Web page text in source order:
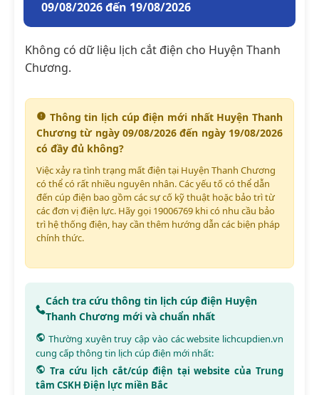
09/08/2026 đến 19/08/2026
Không có dữ liệu lịch cắt điện cho Huyện Thanh
Chương.
Thông tin lịch cúp điện mới nhất Huyện Thanh
Chương từ ngày 09/08/2026 đến ngày 19/08/2026
có đầy đủ không?
Việc xảy ra tình trạng mất điện tại Huyện Thanh Chương
có thể có rất nhiều nguyên nhân. Các yếu tố có thể dẫn
đến cúp điện bao gồm các sự cố kỹ thuật hoặc bảo trì từ
các đơn vị điện lực. Hãy gọi 19006769 khi có nhu cầu bảo
trì hệ thống điện, hay cần thêm hướng dẫn các biện pháp
chính thức.
Cách tra cứu thông tin lịch cúp điện Huyện
Thanh Chương mới và chuẩn nhất
Thường xuyên truy cập vào các website lichcupdien.vn
cung cấp thông tin lịch cúp điện mới nhất:
Tra cứu lịch cắt/cúp điện tại website của Trung
tâm CSKH Điện lực miền Bắc